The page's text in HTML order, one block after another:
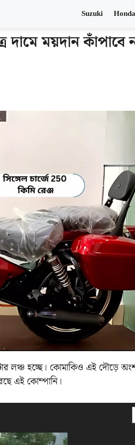
Suzuki Honda
দামে ময়দান কাঁপাবে
লঞ্চ হচ্ছে। কোমাকিও এই দৌড়ে
এই‌ কোম্পানি।